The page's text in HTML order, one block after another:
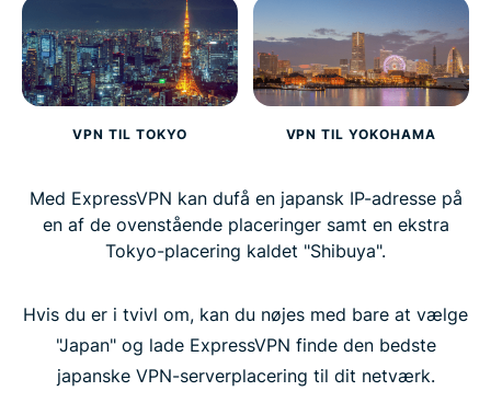
VPN TIL TOKYO VPN TIL YOKOHAMA
Med ExpressVPN kan dufå en japansk IP-adresse på
en af de ovenstående placeringer samt en ekstra
Tokyo-placering kaldet "Shibuya".
Hvis du er i tvivl om, kan du nøjes med bare at vælge
"Japan" og lade ExpressVPN finde den bedste
japanske VPN-serverplacering til dit netværk.